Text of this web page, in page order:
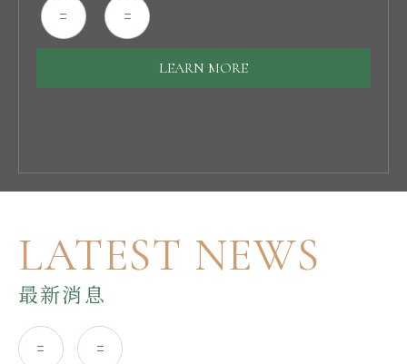
LEARN MORE
LEARN MORE
一起玩、一起住的自在時光。
LEARN MORE
LEARN MORE
LEARN MORE
LEARN MORE
LATEST NEWS
最新消息